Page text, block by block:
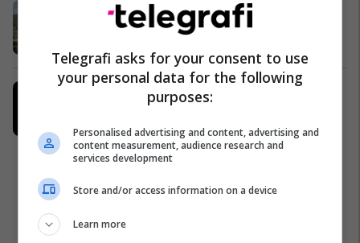
IPKO mirëpret diasporën me oferta
të veçanta për verën 2026
Techno Service Pro: Mirëmbajtje
profesionale e serverëve për
biznese
Techno Service Pro
Telegrafi asks for your consent to use
your personal data for the following
purposes:
Personalised advertising and content, advertising and
content measurement, audience research and
services development
Store and/or access information on a device
Learn more